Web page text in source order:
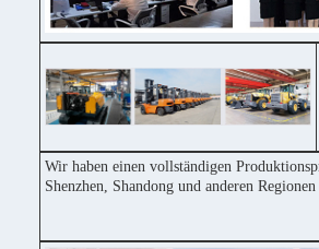
Wir haben einen vollständigen
Shenzhen, Shandong und anderen